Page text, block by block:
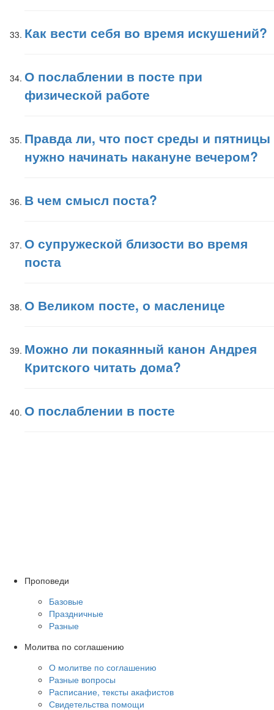
Как вести себя во время искушений?
О послаблении в посте при
физической работе
Правда ли, что пост среды и пятницы
нужно начинать накануне вечером?
В чем смысл поста?
О супружеской близости во время
поста
О Великом посте, о масленице
Можно ли покаянный канон Андрея
Критского читать дома?
О послаблении в посте
Проповеди
Базовые
Праздничные
Разные
Молитва по соглашению
О молитве по соглашению
Разные вопросы
Расписание, тексты акафистов
Свидетельства помощи